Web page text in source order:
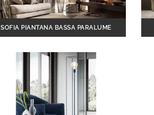
SOFIA PIANTANA BASSA PARALUME